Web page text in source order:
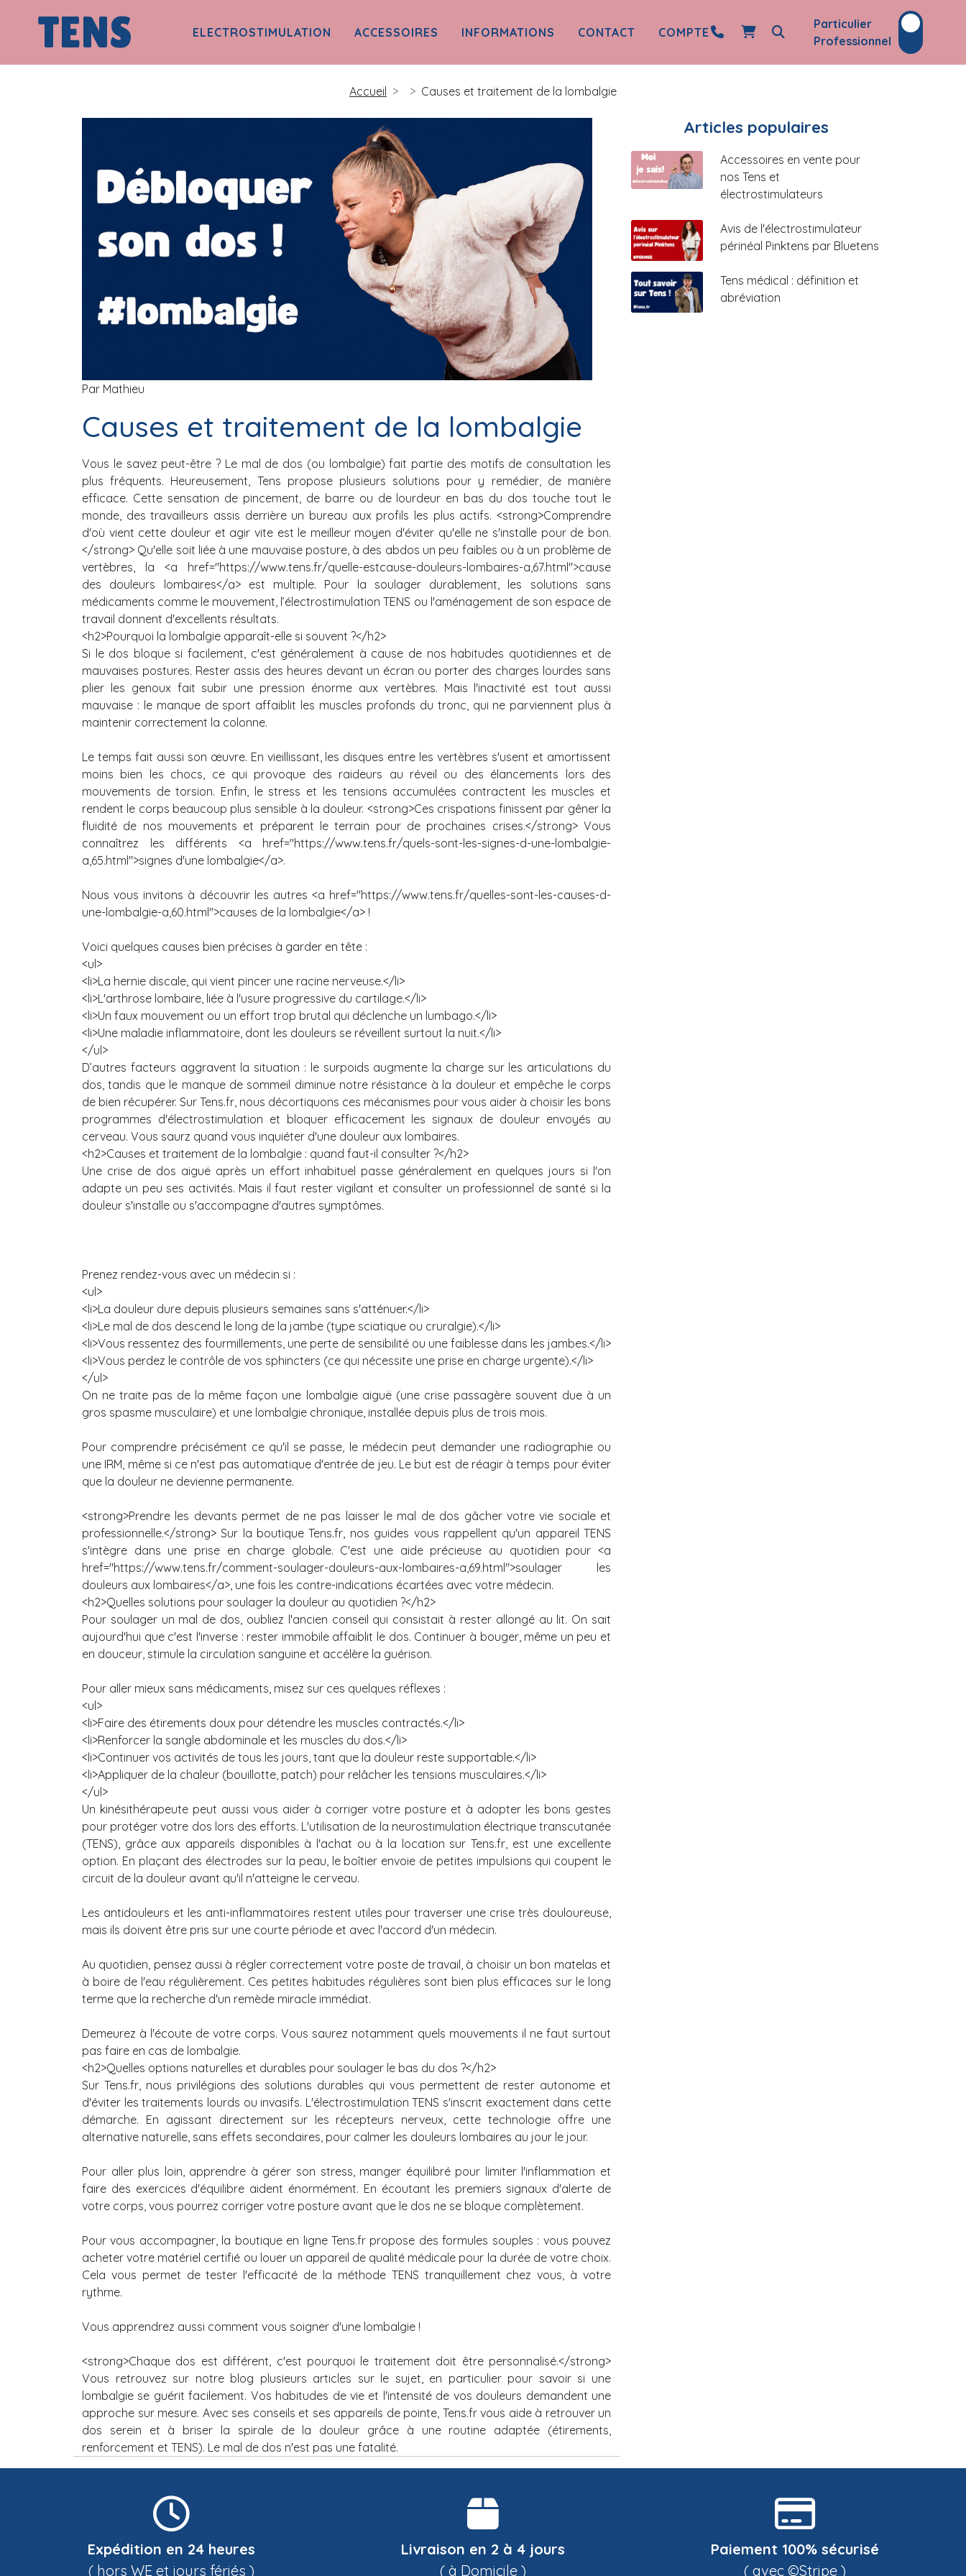
TENS ELECTROSTIMULATION ACCESSOIRES INFORMATIONS CONTACT COMPTE
Particulier
Professionnel
Accueil Causes et traitement de la lombalgie
Par Mathieu
Causes et traitement de la lombalgie
Vous le savez peut-être ? Le mal de dos (ou lombalgie) fait partie des motifs de consultation les
plus fréquents. Heureusement, Tens propose plusieurs solutions pour y remédier, de manière
efficace. Cette sensation de pincement, de barre ou de lourdeur en bas du dos touche tout le
monde, des travailleurs assis derrière un bureau aux profils les plus actifs. <strong>Comprendre
d'où vient cette douleur et agir vite est le meilleur moyen d'éviter qu'elle ne s'installe pour de bon.
</strong> Qu'elle soit liée à une mauvaise posture, à des abdos un peu faibles ou à un problème de
vertèbres, la <a href="https://www.tens.fr/quelle-estcause-douleurs-lombaires-a,67.html">cause
des douleurs lombaires</a> est multiple. Pour la soulager durablement, les solutions sans
médicaments comme le mouvement, l’électrostimulation TENS ou l'aménagement de son espace de
travail donnent d'excellents résultats.
<h2>Pourquoi la lombalgie apparaît-elle si souvent ?</h2>
Si le dos bloque si facilement, c'est généralement à cause de nos habitudes quotidiennes et de
mauvaises postures. Rester assis des heures devant un écran ou porter des charges lourdes sans
plier les genoux fait subir une pression énorme aux vertèbres. Mais l'inactivité est tout aussi
mauvaise : le manque de sport affaiblit les muscles profonds du tronc, qui ne parviennent plus à
maintenir correctement la colonne.
Le temps fait aussi son œuvre. En vieillissant, les disques entre les vertèbres s'usent et amortissent
moins bien les chocs, ce qui provoque des raideurs au réveil ou des élancements lors des
mouvements de torsion. Enfin, le stress et les tensions accumulées contractent les muscles et
rendent le corps beaucoup plus sensible à la douleur. <strong>Ces crispations finissent par gêner la
fluidité de nos mouvements et préparent le terrain pour de prochaines crises.</strong> Vous
connaîtrez les différents <a href="https://www.tens.fr/quels-sont-les-signes-d-une-lombalgie-
a,65.html">signes d'une lombalgie</a>.
Nous vous invitons à découvrir les autres <a href="https://www.tens.fr/quelles-sont-les-causes-d-
une-lombalgie-a,60.html">causes de la lombalgie</a> !
Voici quelques causes bien précises à garder en tête :
<ul>
<li>La hernie discale, qui vient pincer une racine nerveuse.</li>
<li>L'arthrose lombaire, liée à l'usure progressive du cartilage.</li>
<li>Un faux mouvement ou un effort trop brutal qui déclenche un lumbago.</li>
<li>Une maladie inflammatoire, dont les douleurs se réveillent surtout la nuit.</li>
</ul>
D’autres facteurs aggravent la situation : le surpoids augmente la charge sur les articulations du
dos, tandis que le manque de sommeil diminue notre résistance à la douleur et empêche le corps
de bien récupérer. Sur Tens.fr, nous décortiquons ces mécanismes pour vous aider à choisir les bons
programmes d'électrostimulation et bloquer efficacement les signaux de douleur envoyés au
cerveau. Vous saurz quand vous inquiéter d'une douleur aux lombaires.
<h2>Causes et traitement de la lombalgie : quand faut-il consulter ?</h2>
Une crise de dos aiguë après un effort inhabituel passe généralement en quelques jours si l'on
adapte un peu ses activités. Mais il faut rester vigilant et consulter un professionnel de santé si la
douleur s'installe ou s'accompagne d'autres symptômes.
Prenez rendez-vous avec un médecin si :
<ul>
<li>La douleur dure depuis plusieurs semaines sans s'atténuer.</li>
<li>Le mal de dos descend le long de la jambe (type sciatique ou cruralgie).</li>
<li>Vous ressentez des fourmillements, une perte de sensibilité ou une faiblesse dans les jambes.</li>
<li>Vous perdez le contrôle de vos sphincters (ce qui nécessite une prise en charge urgente).</li>
</ul>
On ne traite pas de la même façon une lombalgie aiguë (une crise passagère souvent due à un
gros spasme musculaire) et une lombalgie chronique, installée depuis plus de trois mois.
Pour comprendre précisément ce qu'il se passe, le médecin peut demander une radiographie ou
une IRM, même si ce n'est pas automatique d'entrée de jeu. Le but est de réagir à temps pour éviter
que la douleur ne devienne permanente.
<strong>Prendre les devants permet de ne pas laisser le mal de dos gâcher votre vie sociale et
professionnelle.</strong> Sur la boutique Tens.fr, nos guides vous rappellent qu'un appareil TENS
s'intègre dans une prise en charge globale. C'est une aide précieuse au quotidien pour <a
href="https://www.tens.fr/comment-soulager-douleurs-aux-lombaires-a,69.html">soulager les
douleurs aux lombaires</a>, une fois les contre-indications écartées avec votre médecin.
<h2>Quelles solutions pour soulager la douleur au quotidien ?</h2>
Pour soulager un mal de dos, oubliez l'ancien conseil qui consistait à rester allongé au lit. On sait
aujourd'hui que c'est l'inverse : rester immobile affaiblit le dos. Continuer à bouger, même un peu et
en douceur, stimule la circulation sanguine et accélère la guérison.
Pour aller mieux sans médicaments, misez sur ces quelques réflexes :
<ul>
<li>Faire des étirements doux pour détendre les muscles contractés.</li>
<li>Renforcer la sangle abdominale et les muscles du dos.</li>
<li>Continuer vos activités de tous les jours, tant que la douleur reste supportable.</li>
<li>Appliquer de la chaleur (bouillotte, patch) pour relâcher les tensions musculaires.</li>
</ul>
Un kinésithérapeute peut aussi vous aider à corriger votre posture et à adopter les bons gestes
pour protéger votre dos lors des efforts. L'utilisation de la neurostimulation électrique transcutanée
(TENS), grâce aux appareils disponibles à l'achat ou à la location sur Tens.fr, est une excellente
option. En plaçant des électrodes sur la peau, le boîtier envoie de petites impulsions qui coupent le
circuit de la douleur avant qu'il n'atteigne le cerveau.
Les antidouleurs et les anti-inflammatoires restent utiles pour traverser une crise très douloureuse,
mais ils doivent être pris sur une courte période et avec l'accord d'un médecin.
Au quotidien, pensez aussi à régler correctement votre poste de travail, à choisir un bon matelas et
à boire de l'eau régulièrement. Ces petites habitudes régulières sont bien plus efficaces sur le long
terme que la recherche d'un remède miracle immédiat.
Demeurez à l'écoute de votre corps. Vous saurez notamment quels mouvements il ne faut surtout
pas faire en cas de lombalgie.
<h2>Quelles options naturelles et durables pour soulager le bas du dos ?</h2>
Sur Tens.fr, nous privilégions des solutions durables qui vous permettent de rester autonome et
d'éviter les traitements lourds ou invasifs. L'électrostimulation TENS s'inscrit exactement dans cette
démarche. En agissant directement sur les récepteurs nerveux, cette technologie offre une
alternative naturelle, sans effets secondaires, pour calmer les douleurs lombaires au jour le jour.
Pour aller plus loin, apprendre à gérer son stress, manger équilibré pour limiter l'inflammation et
faire des exercices d'équilibre aident énormément. En écoutant les premiers signaux d'alerte de
votre corps, vous pourrez corriger votre posture avant que le dos ne se bloque complètement.
Pour vous accompagner, la boutique en ligne Tens.fr propose des formules souples : vous pouvez
acheter votre matériel certifié ou louer un appareil de qualité médicale pour la durée de votre choix.
Cela vous permet de tester l'efficacité de la méthode TENS tranquillement chez vous, à votre
rythme.
Vous apprendrez aussi comment vous soigner d'une lombalgie !
<strong>Chaque dos est différent, c'est pourquoi le traitement doit être personnalisé.</strong>
Vous retrouvez sur notre blog plusieurs articles sur le sujet, en particulier pour savoir si une
lombalgie se guérit facilement. Vos habitudes de vie et l'intensité de vos douleurs demandent une
approche sur mesure. Avec ses conseils et ses appareils de pointe, Tens.fr vous aide à retrouver un
dos serein et à briser la spirale de la douleur grâce à une routine adaptée (étirements,
renforcement et TENS). Le mal de dos n'est pas une fatalité.
Articles populaires
Accessoires en vente pour
nos Tens et
électrostimulateurs
Avis de l'électrostimulateur
périnéal Pinktens par Bluetens
Tens médical : définition et
abréviation
Expédition en 24 heures
( hors WE et jours fériés )
Livraison en 2 à 4 jours
( à Domicile )
Paiement 100% sécurisé
( avec ©Stripe )